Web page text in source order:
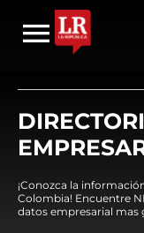
¡Conozca la
Colombia! Encuentre
datos empresarial mas